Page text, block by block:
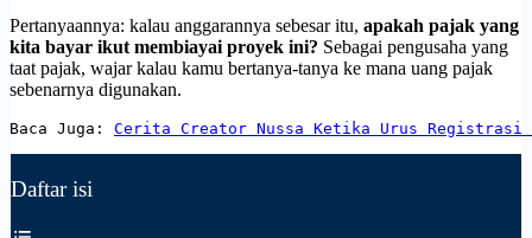
Pertanyaannya: kalau anggarannya sebesar itu, apakah pajak yang
kita bayar ikut membiayai proyek ini? Sebagai pengusaha yang
taat pajak, wajar kalau kamu bertanya-tanya ke mana uang pajak
sebenarnya digunakan.
Baca Juga: Cerita Creator Nussa Ketika Urus Registrasi
Daftar isi